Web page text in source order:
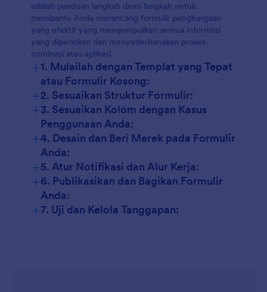
adalah panduan langkah demi langkah untuk
membantu Anda merancang formulir penghargaan
yang efektif yang mengumpulkan semua informasi
yang diperlukan dan menyederhanakan proses
nominasi atau aplikasi.
+1. Mulailah dengan Templat yang Tepat
atau Formulir Kosong:
+2. Sesuaikan Struktur Formulir:
+3. Sesuaikan Kolom dengan Kasus
Penggunaan Anda:
+4. Desain dan Beri Merek pada Formulir
Anda:
+5. Atur Notifikasi dan Alur Kerja:
+6. Publikasikan dan Bagikan Formulir
Anda:
+7. Uji dan Kelola Tanggapan: